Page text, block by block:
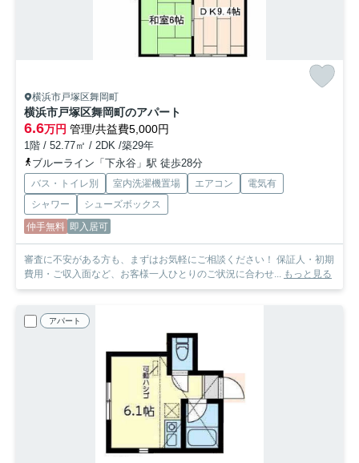
横浜市戸塚区舞岡町
横浜市戸塚区舞岡町のアパート
6.6万円 管理/共益費5,000円
1階 / 52.77㎡ / 2DK /築29年
ブルーライン「下永谷」駅 徒歩28分
バス・トイレ別 室内洗濯機置場 エアコン
電気有
シャワー
シューズボックス
仲手無料 即入居可
審査に不安がある方も、まずはお気軽にご相談ください！ 保証人・初期
費用・ご収入面など、お客様一人ひとりのご状況に合わせ... もっと見る
アパート